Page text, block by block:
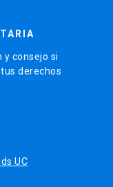
consejo si
derechos
UC